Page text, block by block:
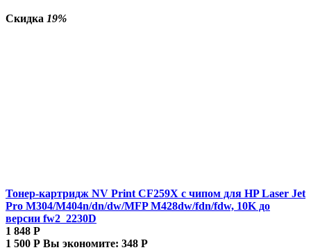
Скидка 19%
Тонер-картридж NV Print CF259X с чипом для HP Laser Jet
Pro M304/M404n/dn/dw/MFP M428dw/fdn/fdw, 10K до
версии fw2_2230D
1 848 Р
1 500 Р Вы экономите: 348 Р